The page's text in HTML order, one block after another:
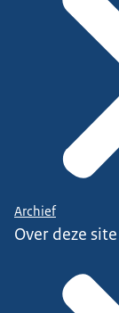
Archief
Over deze site